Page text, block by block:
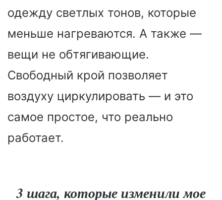
одежду светлых тонов, которые
меньше нагреваются. А также —
вещи не обтягивающие.
Свободный крой позволяет
воздуху циркулировать — и это
самое простое, что реально
работает.
3 шага, которые изменили мое